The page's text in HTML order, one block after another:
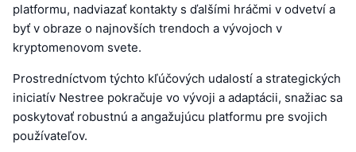
platformu, nadviazať kontakty s ďalšími hráčmi v odvetví a
byť v obraze o najnovších trendoch a vývojoch v
kryptomenovom svete.
Prostredníctvom týchto kľúčových udalostí a strategických
iniciatív Nestree pokračuje vo vývoji a adaptácii, snažiac sa
poskytovať robustnú a angažujúcu platformu pre svojich
používateľov.